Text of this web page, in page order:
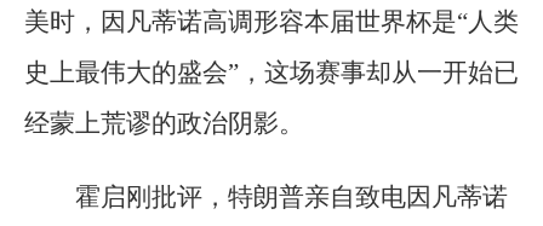
美时，因凡蒂诺高调形容本届世界杯是“人类
史上最伟大的盛会”，这场赛事却从一开始已
经蒙上荒谬的政治阴影。
霍启刚批评，特朗普亲自致电因凡蒂诺